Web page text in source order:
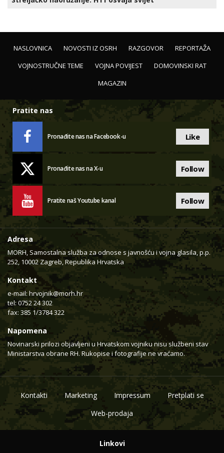
NASLOVNICA NOVOSTI IZ OSRH RAZGOVOR
REPORTAŽA
VOJNOSTRUČNE TEME
VOJNA POVIJEST
DOMOVINSKI RAT
MAGAZIN
Pratite nas
Pronađite nas na Facebook-u Like
Pronađite nas na X-u Follow
Pratite naš Youtube kanal Follow
Adresa
MORH, Samostalna služba za odnose s javnošću i vojna glasila, p.p.
252, 10002 Zagreb, Republika Hrvatska
Kontakt
e-mail: hrvojnik@morh.hr
tel: 0752 24 302
fax: 385 1/3784 322
Napomena
Novinarski prilozi objavljeni u Hrvatskom vojniku nisu službeni stav
Ministarstva obrane RH. Rukopise i fotografije ne vraćamo.
Kontakti Marketing Impressum
Pretplati se
Web-prodaja
Linkovi